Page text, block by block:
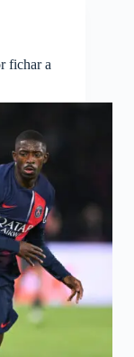
fichar a